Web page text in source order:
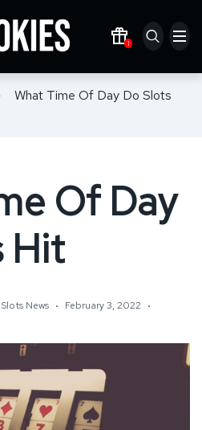
1
What Time Of Day Do Slots
Of Day
Hit
Slots News
February 3, 2022